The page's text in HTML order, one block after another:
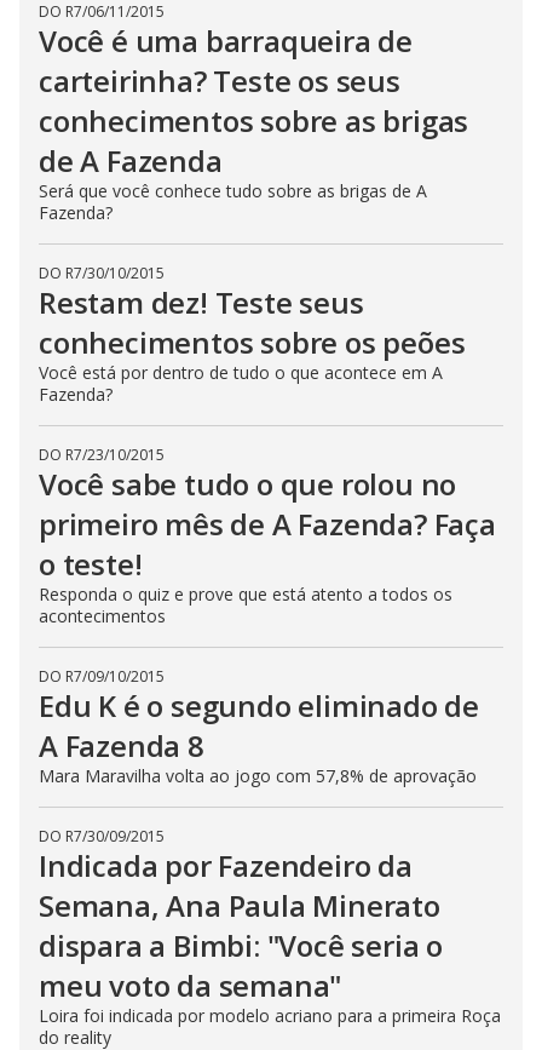
DO R7/06/11/2015
Você é uma barraqueira de
carteirinha? Teste os seus
conhecimentos sobre as brigas
de A Fazenda
Será que você conhece tudo sobre as brigas de A
Fazenda?
DO R7/30/10/2015
Restam dez! Teste seus
conhecimentos sobre os peões
Você está por dentro de tudo o que acontece em A
Fazenda?
DO R7/23/10/2015
Você sabe tudo o que rolou no
primeiro mês de A Fazenda? Faça
o teste!
Responda o quiz e prove que está atento a todos os
acontecimentos
DO R7/09/10/2015
Edu K é o segundo eliminado de
A Fazenda 8
Mara Maravilha volta ao jogo com 57,8% de aprovação
DO R7/30/09/2015
Indicada por Fazendeiro da
Semana, Ana Paula Minerato
dispara a Bimbi: "Você seria o
meu voto da semana"
Loira foi indicada por modelo acriano para a primeira Roça
do reality